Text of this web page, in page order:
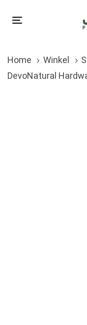
links
navigation
Skip
Toggle
Home
Winkel
DevoNatural